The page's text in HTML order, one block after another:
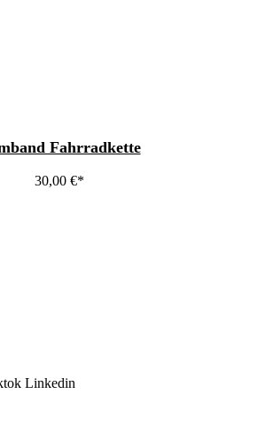
Fahrradkette
30,00 €
Linkedin